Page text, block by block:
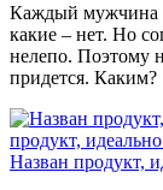
Каждый мужчина
какие – нет. Но
нелепо. Поэтому
придется. Каким?
продукт,
Назван продукт,